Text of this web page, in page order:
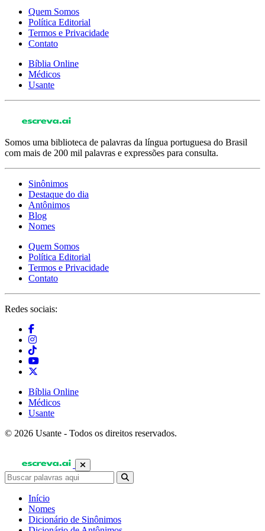
Quem Somos
Política Editorial
Termos e Privacidade
Contato
Bíblia Online
Médicos
Usante
Somos uma biblioteca de palavras da língua portuguesa do Brasil
com mais de 200 mil palavras e expressões para consulta.
Sinônimos
Destaque do dia
Antônimos
Blog
Nomes
Quem Somos
Política Editorial
Termos e Privacidade
Contato
Redes sociais:
Bíblia Online
Médicos
Usante
© 2026 Usante - Todos os direitos reservados.
Início
Nomes
Dicionário de Sinônimos